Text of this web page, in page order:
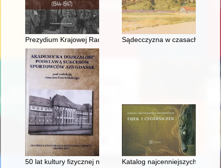
Prezydium Krajowej Rady Narodowej w systemie ustrojowym
Sądecczyzna w czasach
50 lat kultury fizycznej na Uniwersytecie Gdańskim
Katalog najcenniejszych